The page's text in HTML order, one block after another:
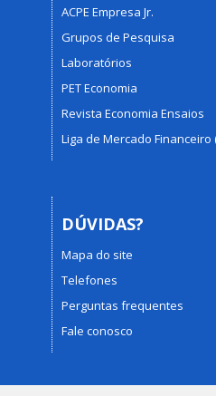
ACPE Empresa Jr.
Grupos de Pesquisa
Laboratórios
PET Economia
Revista Economia Ensaios
Liga de Mercado Financeiro
DÚVIDAS?
Mapa do site
Telefones
Perguntas frequentes
Fale conosco